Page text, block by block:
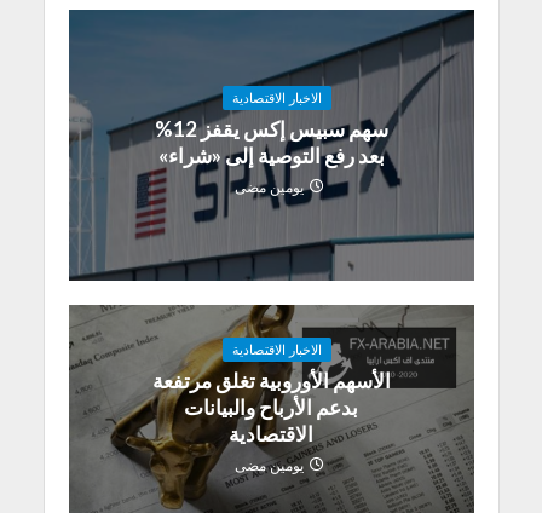
الاخبار الاقتصادية
سهم سبيس إكس يقفز 12%
بعد رفع التوصية إلى «شراء»
يومين مضى
الاخبار الاقتصادية
الأسهم الأوروبية تغلق مرتفعة
بدعم الأرباح والبيانات
الاقتصادية
يومين مضى